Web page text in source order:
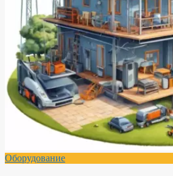
Оборудование